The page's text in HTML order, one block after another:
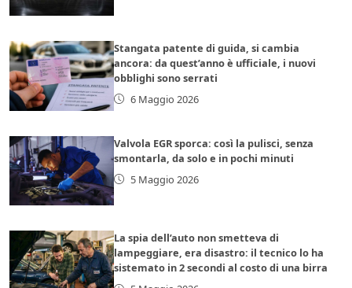
Stangata patente di guida, si cambia
ancora: da quest’anno è ufficiale, i nuovi
obblighi sono serrati
6 Maggio 2026
Valvola EGR sporca: così la pulisci, senza
smontarla, da solo e in pochi minuti
5 Maggio 2026
La spia dell’auto non smetteva di
lampeggiare, era disastro: il tecnico lo ha
sistemato in 2 secondi al costo di una birra